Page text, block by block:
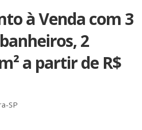
à Venda com 3
2
a partir de R$
SP